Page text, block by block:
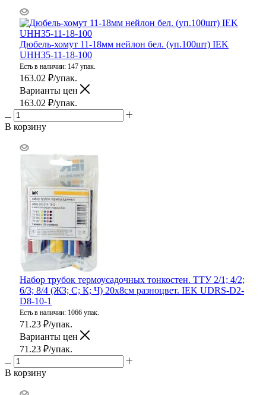
Дюбель-хомут 11-18мм нейлон бел. (уп.100шт) IEK
UHH35-11-18-100
Есть в наличии: 147 упак.
163.02 ₽/упак.
Варианты цен
163.02 ₽/упак.
В корзину
Набор трубок термоусадочных тонкостен. ТТУ 2/1; 4/2;
6/3; 8/4 (ЖЗ; С; К; Ч) 20х8см разноцвет. IEK UDRS-D2-
D8-10-1
Есть в наличии: 1066 упак.
71.23 ₽/упак.
Варианты цен
71.23 ₽/упак.
В корзину